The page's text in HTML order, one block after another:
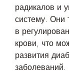
радикалов и
систему. Они
в
крови, что
развития
заболеваний.